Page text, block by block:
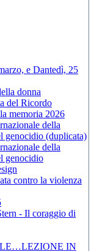
e Dantedì, 25
donna
del Ricordo
memoria 2026
della
genocidio (duplicata)
della
genocidio
contro la violenza
- Il coraggio di
IN